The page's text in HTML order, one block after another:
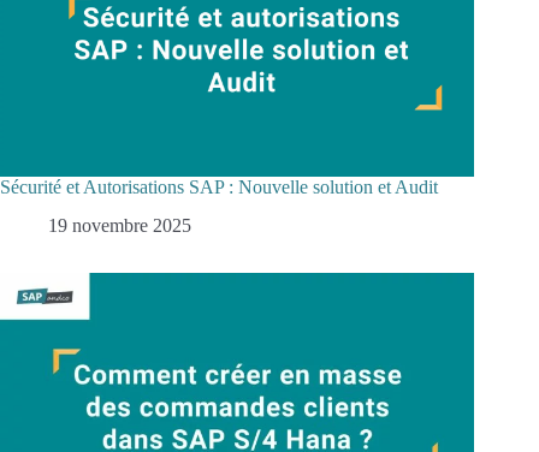
Sécurité et Autorisations SAP : Nouvelle solution et Audit
19 novembre 2025